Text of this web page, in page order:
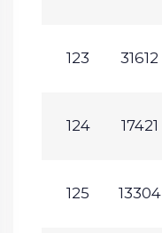
123 31612
124 17421
125 13304